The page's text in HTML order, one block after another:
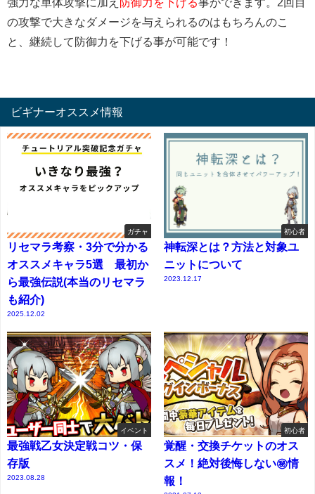
の攻撃で大きなダメージを与えられるのはもちろんのこ
と、継続して防御力を下げる事が可能です！
ビギナーオススメ情報
ガチャ
リセマラ考察・3分で分かる
オススメキャラ5選 最初か
ら最強伝説(本当のリセマラ
も紹介)
2025.12.02
初心者
神転深とは？方法と対象ユ
ニットについて
2023.12.17
イベント
最強戦乙女決定戦コツ・保
存版
2023.08.28
初心者
覚醒・交換チケットのオス
スメ！絶対後悔しない㊙情
報！